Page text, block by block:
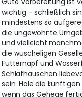
Gute Vorbereitung ist
wichtig – schließlich
mindestens so
die ungewohnte
und vielleicht
die wuscheligen
Futternapf und
Schlafhäuschen
sein. Hole die
wenn das Gehege